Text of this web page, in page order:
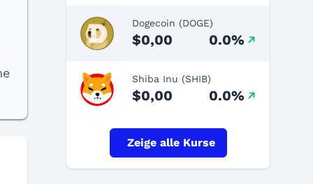
Dogecoin (DOGE)
$0,00 0.0%
Shiba Inu (SHIB)
$0,00 0.0%
Zeige alle Kurse